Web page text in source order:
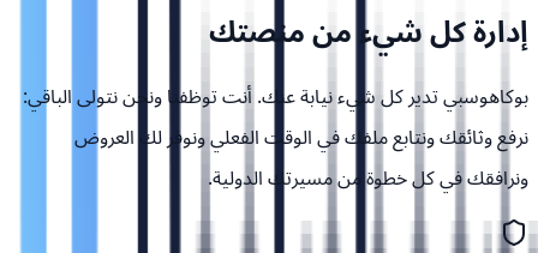
إدارة كل شيء منمنصتك
بوكاهوسبي تدير كل شيء نيابة عنك. أنت توظفنا ونحن نتولى الباقي:
نرفع وثائقك ونتابع ملفك في الوقت الفعلي ونوفر لك العروض
ونرافقك في كل خطوة من مسيرتك الدولية.